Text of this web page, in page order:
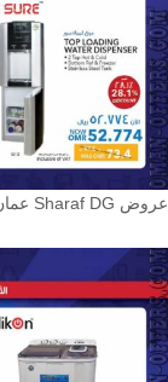
عروض Sharaf DG عمان